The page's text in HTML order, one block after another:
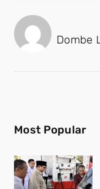
Dombe
Most Popular